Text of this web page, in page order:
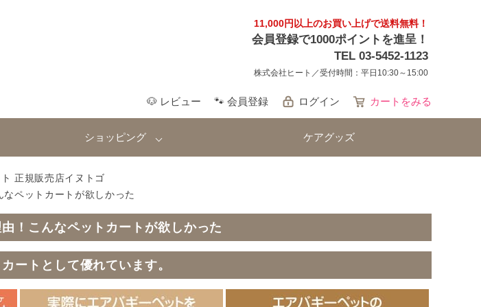
11,000円以上のお買い上げで送料無料！
会員登録で1000ポイントを進呈！
TEL 03-5452-1123
株式会社ヒート／受付時間：平日10:30～15:00
🐶 レビュー 🐾 会員登録 ログイン カートをみる
ショッピング ケアグッズ
正規販売店イヌトゴ
ペットカートが欲しかった
！こんなペットカートが欲しかった
ートとして優れています。